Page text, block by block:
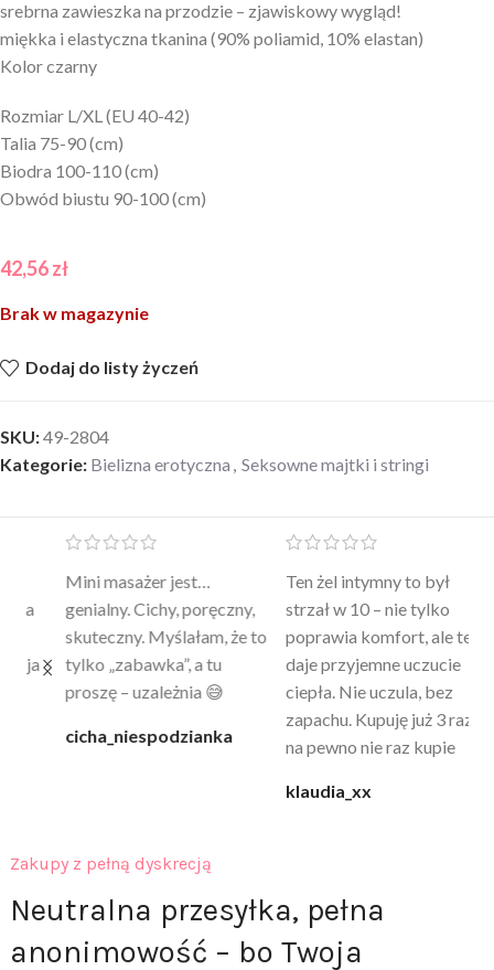
srebrna zawieszka na przodzie – zjawiskowy wygląd!
miękka i elastyczna tkanina (90% poliamid, 10% elastan)
Kolor czarny
Rozmiar L/XL (EU 40-42)
Talia 75-90 (cm)
Biodra 100-110 (cm)
Obwód biustu 90-100 (cm)
42,56zł
Brak w magazynie
Dodaj do listy życzeń
SKU:49-2804
Kategorie: Bielizna erotyczna Seksowne majtki i stringi
Mini masażer jest…
genialny. Cichy, poręczny,
skuteczny. Myślałam, że to
tylko „zabawka”, a tu
proszę – uzależnia 😅
cicha_niespodzianka
Ten żel intymny to był
strzał w 10 – nie tylko
poprawia komfort, ale też
daje przyjemne uczucie
ciepła. Nie uczula, bez
zapachu. Kupuję już 3 raz i
na pewno nie raz kupie
klaudia_xx
Zakupy z pełną dyskrecją
Neutralna przesyłka, pełna
anonimowość – bo Twoja